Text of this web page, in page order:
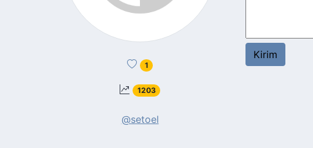
1
1203
@setoel